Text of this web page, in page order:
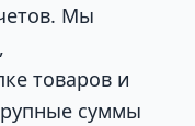
Мы
товаров и
суммы